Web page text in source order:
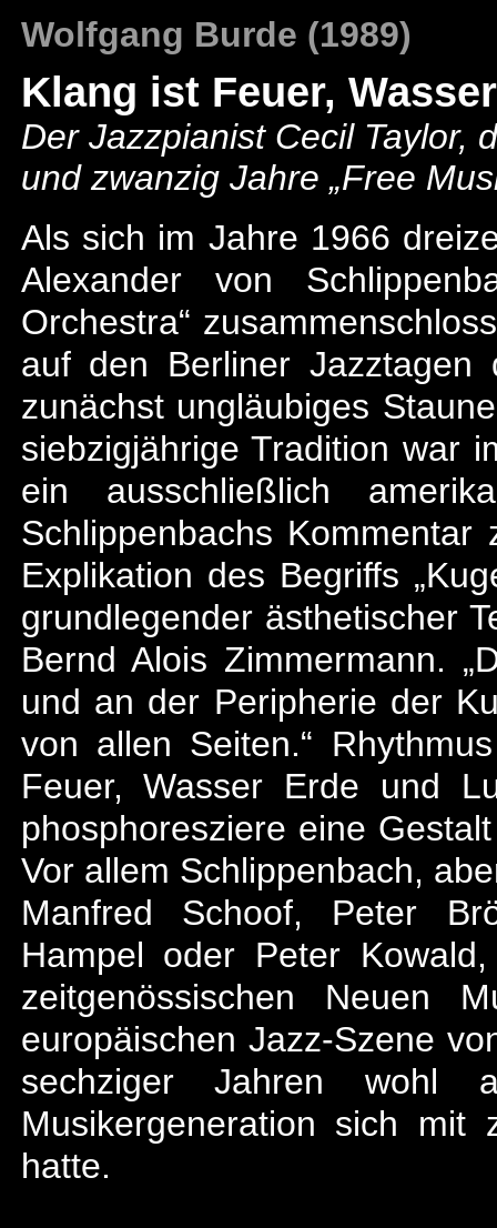
Wolfgang Burde (1989)
Klang ist Feuer,
Der Jazzpianist Cecil Taylor,
und zwanzig Jahre „Free
Als sich im Jahre 1966
Alexander von
Orchestra“
auf den Berliner Jazztagen
zunächst ungläubiges
siebzigjährige Tradition war
ein ausschließlich
Schlippenbachs
Explikation des Begriffs
grundlegender ästhetischer
Bernd Alois Zimmermann.
und an der Peripherie der
von allen Seiten.“
Feuer, Wasser Erde und
phosphoresziere eine
Vor allem Schlippenbach,
Manfred Schoof, Peter
Hampel oder Peter
zeitgenössischen Neuen
europäischen Jazz-Szene
sechziger Jahren wohl
Musikergeneration sich mit
hatte.